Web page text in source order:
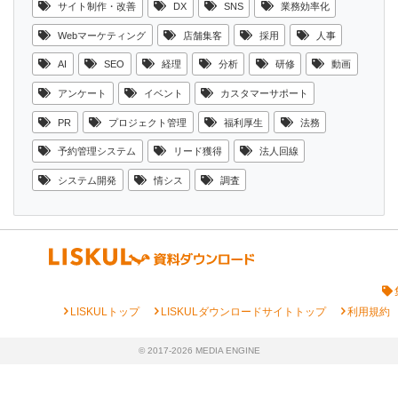
サイト制作・改善 DX SNS 業務効率化
Webマーケティング 店舗集客 採用 人事
AI SEO 経理 分析 研修 動画
アンケート イベント カスタマーサポート
PR プロジェクト管理 福利厚生 法務
予約管理システム リード獲得 法人回線
システム開発 情シス 調査
chevron_rightLISKULトップ chevron_rightLISKULダウンロードサイトトップ chevron_right利用規約
© 2017-2026 MEDIA ENGINE